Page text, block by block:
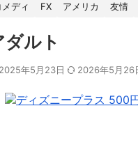
メディ FX アメリカ 友情
ダルト
2025年5月23日 2026年5月26